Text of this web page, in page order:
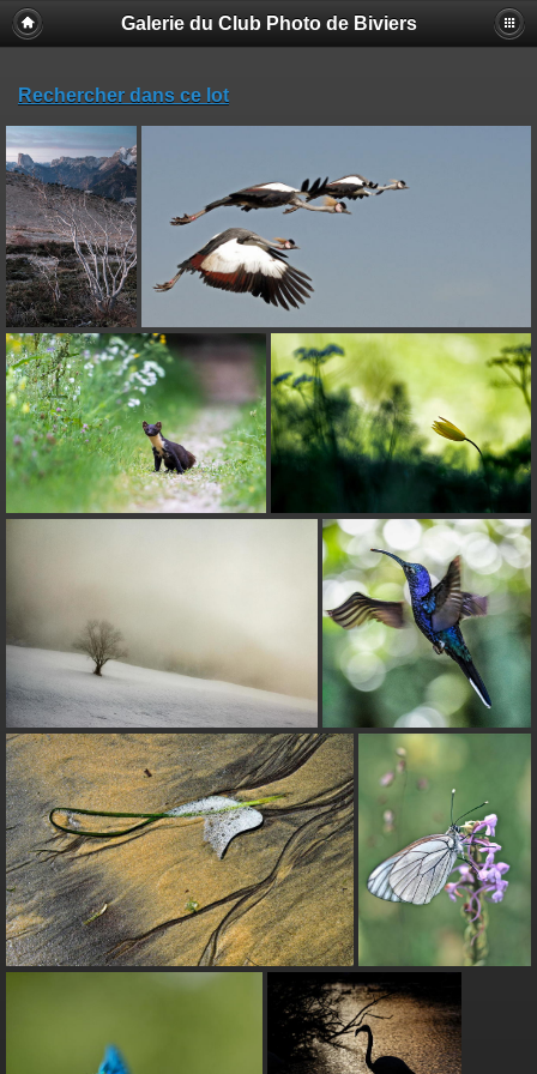
Galerie du Club Photo de Biviers
Rechercher dans ce lot